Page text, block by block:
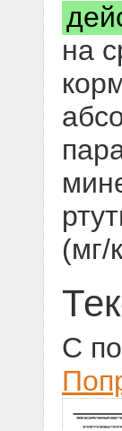
на
(мг/
С